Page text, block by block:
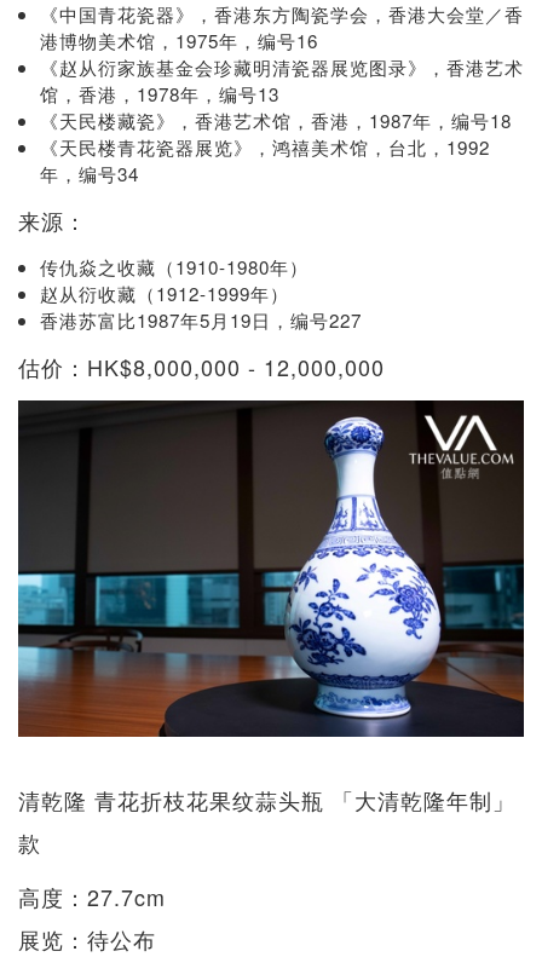
《中国青花瓷器》，香港东方陶瓷学会，香港大会堂／香
港博物美术馆，1975年，编号16
《赵从衍家族基金会珍藏明清瓷器展览图录》，香港艺术
馆，香港，1978年，编号13
《天民楼藏瓷》，香港艺术馆，香港，1987年，编号18
《天民楼青花瓷器展览》，鸿禧美术馆，台北，1992
年，编号34
来源：
传仇焱之收藏（1910-1980年）
赵从衍收藏（1912-1999年）
香港苏富比1987年5月19日，编号227
估价：HK$8,000,000 - 12,000,000
清乾隆 青花折枝花果纹蒜头瓶 「大清乾隆年制」
款
高度：27.7cm
展览：待公布